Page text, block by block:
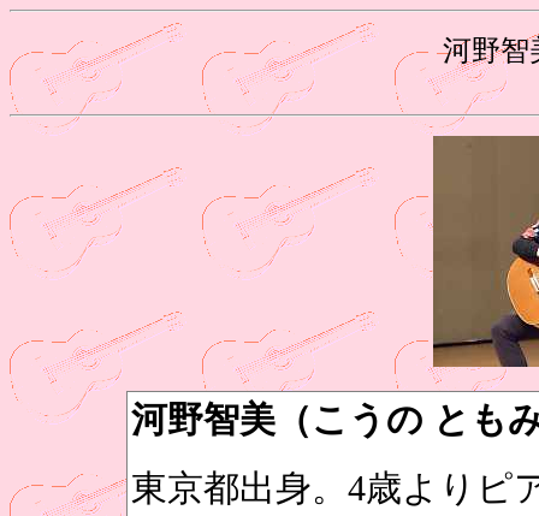
河野智
河野智美（こうの とも
東京都出身。4歳よりピ